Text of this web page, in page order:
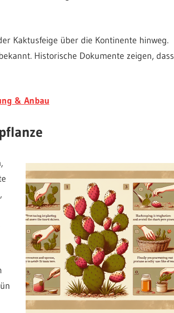
Kaktusfeige über die Kontinente hinweg.
Historische Dokumente zeigen, dass
& Anbau